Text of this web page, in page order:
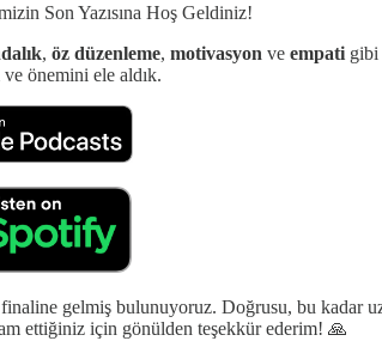
Son Yazısına Hoş Geldiniz!
, öz düzenleme, motivasyon ve empati gibi
önemini ele aldık.
gelmiş bulunuyoruz. Doğrusu, bu kadar
ettiğiniz için gönülden teşekkür ederim! 🙏